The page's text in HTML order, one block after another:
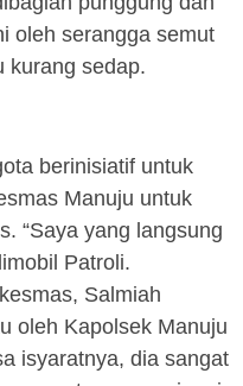
oleh serangga semut
kurang sedap.
berinisiatif untuk
Manuju untuk
“Saya yang langsung
Patroli.
Salmiah
oleh Kapolsek Manuju
isyaratnya, dia sangat